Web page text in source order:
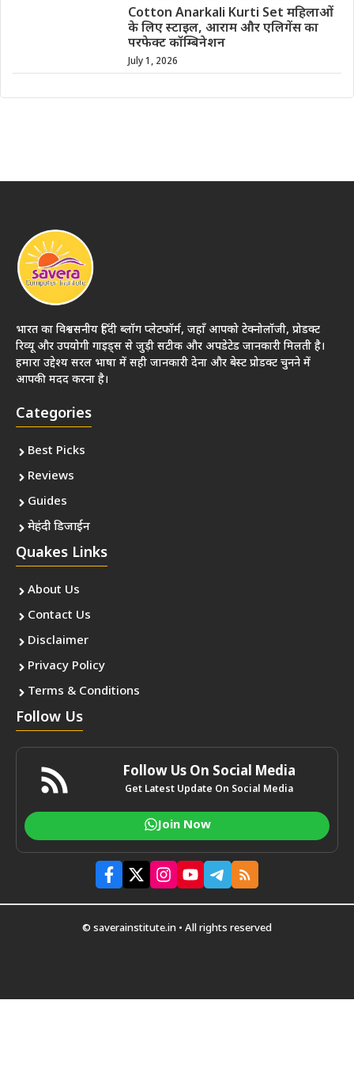
Cotton Anarkali Kurti Set महिलाओं
के लिए स्टाइल, आराम और एलिगेंस का
परफेक्ट कॉम्बिनेशन
July 1, 2026
भारत का विश्वसनीय हिंदी ब्लॉग प्लेटफॉर्म, जहाँ आपको टेक्नोलॉजी, प्रोडक्ट
रिव्यू और उपयोगी गाइड्स से जुड़ी सटीक और अपडेटेड जानकारी मिलती है।
हमारा उद्देश्य सरल भाषा में सही जानकारी देना और बेस्ट प्रोडक्ट चुनने में
आपकी मदद करना है।
Categories
Best Picks
Reviews
Guides
मेहंदी डिजाईन
Quakes Links
About Us
Contact Us
Disclaimer
Privacy Policy
Terms & Conditions
Follow Us
Follow Us On Social Media
Get Latest Update On Social Media
Join Now
© saverainstitute.in • All rights reserved